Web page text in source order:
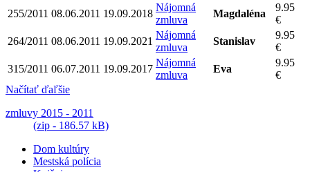
255/2011 08.06.2011 19.09.2018
Nájomná
zmluva
Magdaléna
9.95
€
264/2011 08.06.2011 19.09.2021
Nájomná
zmluva
Stanislav
9.95
€
315/2011 06.07.2011 19.09.2017
Nájomná
zmluva
Eva
9.95
€
Načítať ďaľšie
zmluvy 2015 - 2011
(zip - 186.57 kB)
Dom kultúry
Mestská polícia